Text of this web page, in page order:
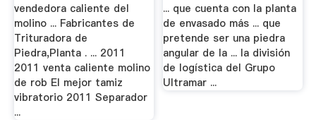
vendedora caliente del
molino ... Fabricantes de
Trituradora de
Piedra,Planta . ... 2011
2011 venta caliente molino
de rob El mejor tamiz
vibratorio 2011 Separador
...
... que cuenta con la planta
de envasado más ... que
pretende ser una piedra
angular de la ... la división
de logística del Grupo
Ultramar ...